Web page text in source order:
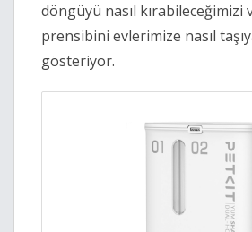
döngüyü nasıl kırabileceğimizi
prensibini evlerimize nasıl
gösteriyor.